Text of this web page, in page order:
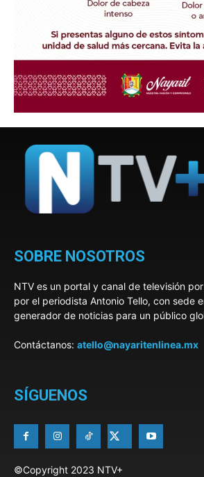
SOBRE NOSOTROS
NTV es un portal y canal de televisión
por el periodista Antonio Tello, con sede
generador de noticias para un público
Contáctanos: atello@nayaritenlinea.mx
SÍGUENOS
©Copyright 2023 NTV+